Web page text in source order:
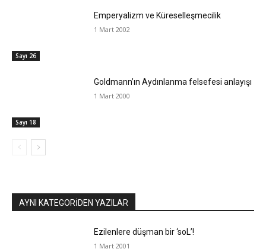
Sayı 26
Emperyalizm ve Küreselleşmecilik
1 Mart 2002
Sayı 18
Goldmann’ın Aydınlanma felsefesi anlayışı
1 Mart 2000
AYNI KATEGORIDEN YAZILAR
Ezilenlere düşman bir ‘soL’!
1 Mart 2001